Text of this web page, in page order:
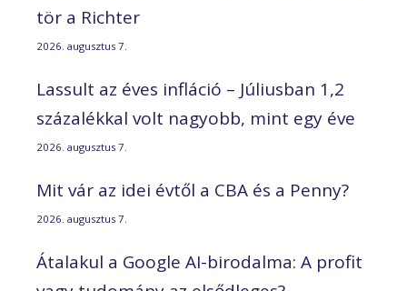
tör a Richter
2026. augusztus 7.
Lassult az éves infláció – Júliusban 1,2
százalékkal volt nagyobb, mint egy éve
2026. augusztus 7.
Mit vár az idei évtől a CBA és a Penny?
2026. augusztus 7.
Átalakul a Google AI-birodalma: A profit